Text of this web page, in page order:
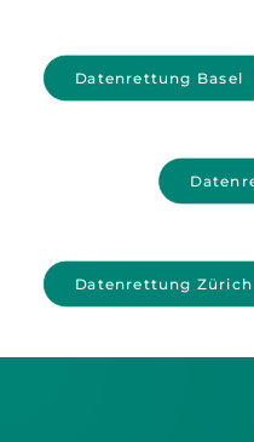
Datenrettung Basel
Datenrettung Zürich